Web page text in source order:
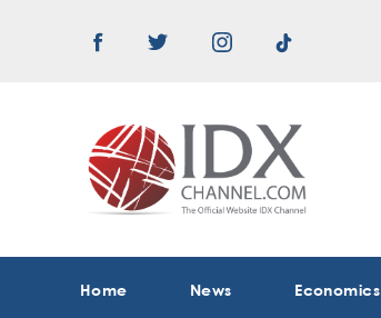
Home News Economics